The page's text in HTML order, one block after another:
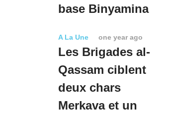
base Binyamina
A La Une one year ago
Les Brigades al-
Qassam ciblent
deux chars
Merkava et un